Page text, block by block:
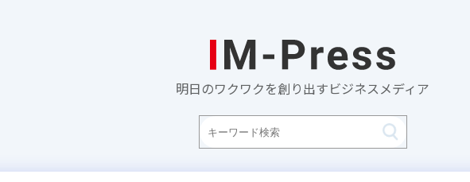
明日のワクワクを創り出すビジネスメディア